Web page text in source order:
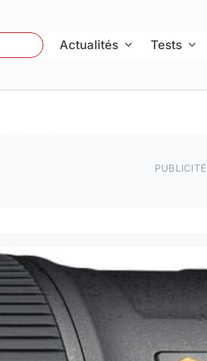
Actualités Tests
PUBLICITÉ